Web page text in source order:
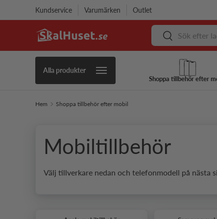
Kundservice Varumärken Outlet
Sök Sök
Alla produkter
Shoppa tillbehör efter
Hem Shoppa tillbehör efter mobil
Mobiltillbehör
Välj tillverkare nedan och telefonmodell på nästa